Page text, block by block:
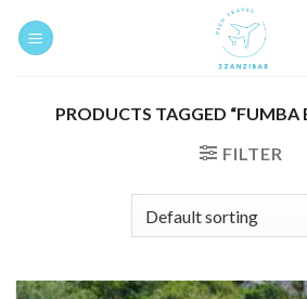
PRODUCTS TAGGED “FUMBA
FILTER